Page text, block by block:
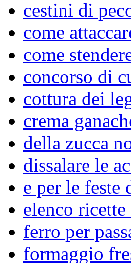
cestini di
come
come
concorso di
cottura dei
crema
della zucca
dissalare le
e per le feste
elenco
ferro per
formaggio